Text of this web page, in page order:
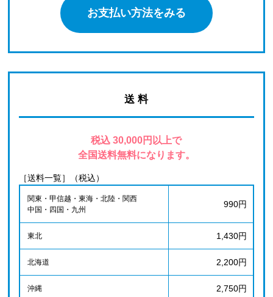
お支払い方法をみる
送 料
税込 30,000円以上で
全国送料無料になります。
［送料一覧］（税込）
関東・甲信越・東海・北陸・関西
中国・四国・九州
990円
東北 1,430円
北海道 2,200円
沖縄 2,750円